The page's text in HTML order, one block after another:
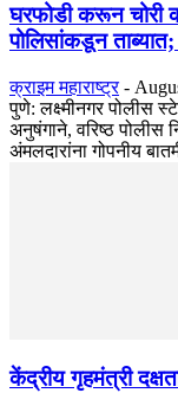
घरफोडी करून चोरी
पोलिसांकडून
क्राइम महाराष्ट्र -
पुणे: लक्ष्मीनगर पोलीस
अनुषंगाने, वरिष्ठ पोलीस
अंमलदारांना गोपनीय
केंद्रीय गृहमंत्री